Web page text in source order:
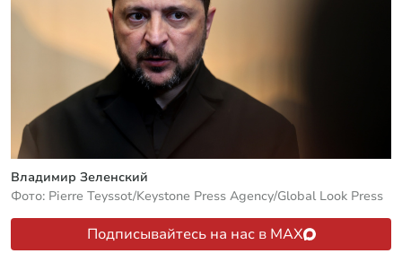
Владимир Зеленский
Фото: Pierre Teyssot/Keystone Press Agency/Global Look Press
Подписывайтесь на нас в MAX